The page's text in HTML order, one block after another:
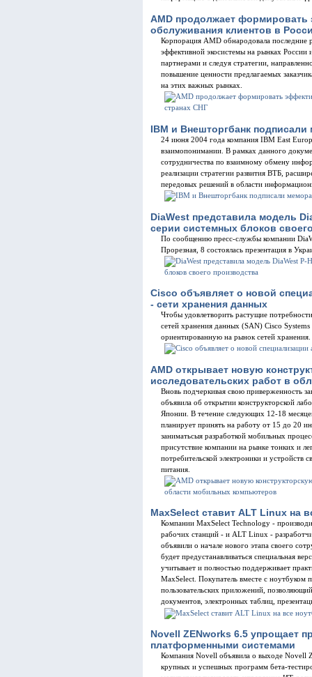
AMD продолжает
обслуживания клиентов в
Корпорация AMD обнародовала последние
эффективной экосистемы на рынках России
партнерами и следуя стратегии,
повышение ценности предлагаемых
на этих важных рынках.
IBM и Внешторгбанк
24 июня 2004 года компания IBM East
взаимопонимании. В рамках данного
сотрудничества по взаимному обмену
реализации стратегии развития ВТБ,
передовых решений в области
DiaWest представила модель
серии системных блоков
По сообщению пресс-службы компании
Прорезная, 8 состоялась презентация в
Cisco объявляет о новой
- сети хранения данных
Чтобы удовлетворить растущие
сетей хранения данных (SAN) Cisco
ориентированную на рынок сетей хранения.
AMD открывает новую
исследовательских работ в
Вновь подчеркивая свою приверженность
объявила об открытии конструкторской
Японии. В течение следующих 12-18
планирует принять на работу от 15 до 20
заниматьсыя разработкой мобильных
присутствие компании на рынке тонких и
потребительской электроники и устройств
питания.
MaxSelect ставит ALT Linux на
Компании MaxSelect Technology -
рабочих станций - и ALT Linux -
объявили о начале нового этапа своего
будет предустанавливаться специальная
учитывает и полностью поддерживает
MaxSelect. Покупатель вместе с
пользовательских приложений,
документов, электронных таблиц,
Novell ZENworks 6.5 упрощает
платформенными системами
Компания Novell объявила о выходе Novell
крупных и успешных программ бета-